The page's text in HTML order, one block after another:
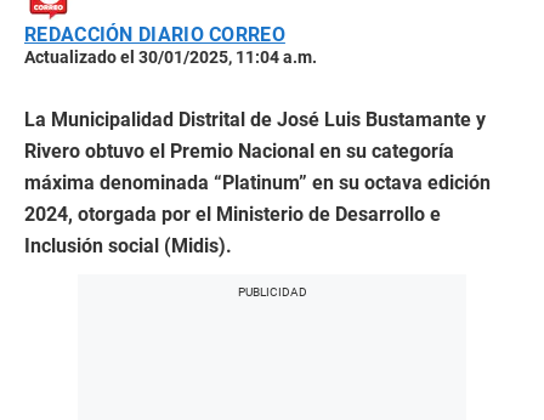
REDACCIÓN DIARIO CORREO
Actualizado el 30/01/2025, 11:04 a.m.
La Municipalidad Distrital de José Luis Bustamante y
Rivero obtuvo el Premio Nacional en su categoría
máxima denominada “Platinum” en su octava edición
2024, otorgada por el Ministerio de Desarrollo e
Inclusión social (Midis).